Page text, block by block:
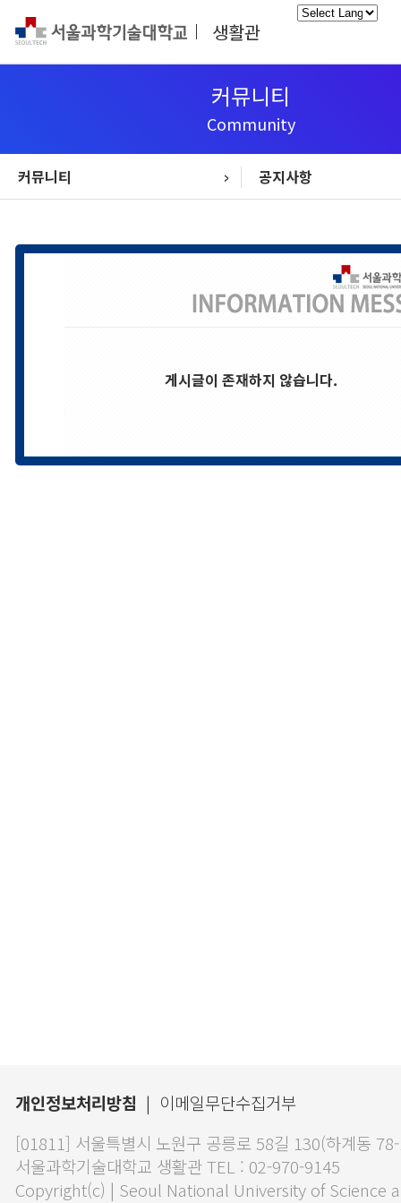
생활관
커뮤니티
Community
커뮤니티
공지사항
생활관 소개
시설안내
입사/퇴사 안내
생활관 생활
커뮤니티
통합정보
공지사항
생활관생 모집안내
FAQ
시설고장신고
교외주거서비스
생활관 소식
내국인학생
게시글이 존재하지 않습니다.
개인정보처리방침 | 이메일무단수집거부
[01811] 서울특별시 노원구 공릉로 58길 130(하계동
서울과학기술대학교 생활관 TEL : 02-970-9145
Copyright(c) | Seoul National University of Science